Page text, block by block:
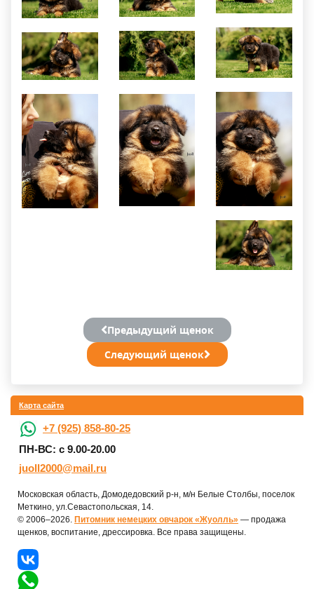
Предыдущий щенок
Следующий щенок
Карта сайта
+7 (925) 858-80-25
ПН-ВС: с 9.00-20.00
juoll2000@mail.ru
Московская область, Домодедовский р-н, м/н Белые Столбы, поселок
Меткино, ул.Севастопольская, 14.
© 2006–2026. Питомник немецких овчарок «Жуолль» — продажа
щенков, воспитание, дрессировка. Все права защищены.